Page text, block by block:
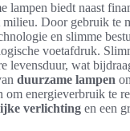
lampen biedt naast
Door gebruik te
en slimme
voetafdruk.
levensduur, wat
duurzame lampen
energieverbruik te
verlichting en een